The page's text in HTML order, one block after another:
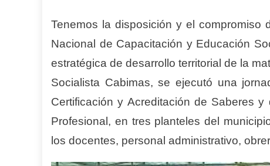
Tenemos la disposición y el compromiso
Nacional de Capacitación y Educación
estratégica de desarrollo territorial de la
Socialista Cabimas, se ejecutó una
Certificación y Acreditación de Saberes
Profesional, en tres planteles del
los docentes, personal administrativo,